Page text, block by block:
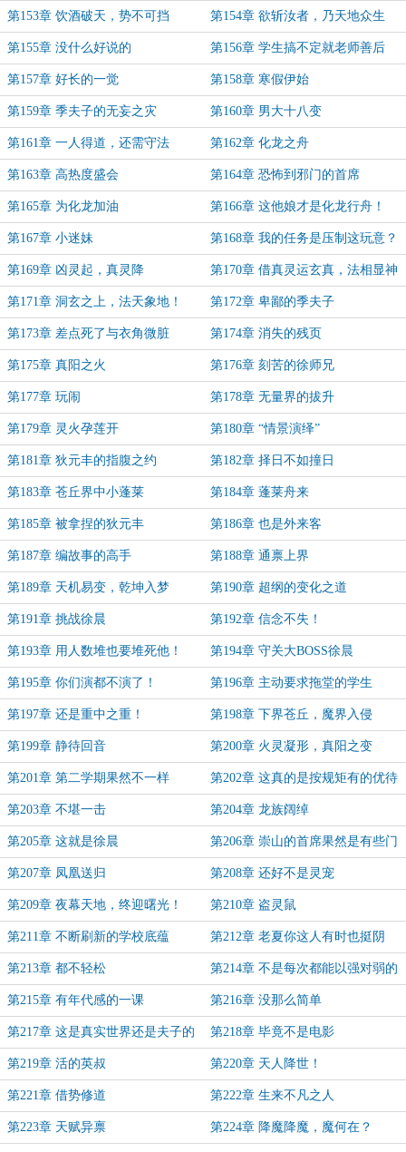
第153章 饮酒破天，势不可挡 第154章 欲斩汝者，乃天地众生
也！
第155章 没什么好说的 第156章 学生搞不定就老师善后
第157章 好长的一觉 第158章 寒假伊始
第159章 季夫子的无妄之灾 第160章 男大十八变
第161章 一人得道，还需守法 第162章 化龙之舟
第163章 高热度盛会 第164章 恐怖到邪门的首席
第165章 为化龙加油 第166章 这他娘才是化龙行舟！
第167章 小迷妹 第168章 我的任务是压制这玩意？
第169章 凶灵起，真灵降 第170章 借真灵运玄真，法相显神
通！
第171章 洞玄之上，法天象地！ 第172章 卑鄙的季夫子
第173章 差点死了与衣角微脏 第174章 消失的残页
第175章 真阳之火 第176章 刻苦的徐师兄
第177章 玩闹 第178章 无量界的拔升
第179章 灵火孕莲开 第180章 “情景演绎”
第181章 狄元丰的指腹之约 第182章 择日不如撞日
第183章 苍丘界中小蓬莱 第184章 蓬莱舟来
第185章 被拿捏的狄元丰 第186章 也是外来客
第187章 编故事的高手 第188章 通禀上界
第189章 天机易变，乾坤入梦 第190章 超纲的变化之道
第191章 挑战徐晨 第192章 信念不失！
第193章 用人数堆也要堆死他！ 第194章 守关大BOSS徐晨
第195章 你们演都不演了！ 第196章 主动要求拖堂的学生
第197章 还是重中之重！ 第198章 下界苍丘，魔界入侵
第199章 静待回音 第200章 火灵凝形，真阳之变
第201章 第二学期果然不一样 第202章 这真的是按规矩有的优待
吗？
第203章 不堪一击 第204章 龙族阔绰
第205章 这就是徐晨 第206章 崇山的首席果然是有些门
道
第207章 凤凰送归 第208章 还好不是灵宠
第209章 夜幕天地，终迎曙光！ 第210章 盗灵鼠
第211章 不断刷新的学校底蕴 第212章 老夏你这人有时也挺阴
的！
第213章 都不轻松 第214章 不是每次都能以强对弱的
第215章 有年代感的一课 第216章 没那么简单
第217章 这是真实世界还是夫子的
一个梦？
第218章 毕竟不是电影
第219章 活的英叔 第220章 天人降世！
第221章 借势修道 第222章 生来不凡之人
第223章 天赋异禀 第224章 降魔降魔，魔何在？